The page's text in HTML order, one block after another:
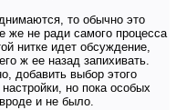
то обычно это
же не ради самого процесса
нитке идет обсуждение,
ж ее назад запихивать.
добавить выбор этого
но пока особых
и не было.